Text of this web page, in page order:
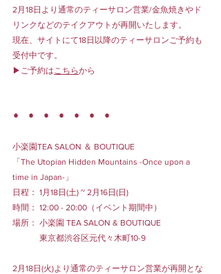
2月18日より通常のティーサロン営業/金魚焼きやド
リンクなどのテイクアウトが再開いたします。
現在、サイトにて18日以降のティーサロンご予約も
受付中です。
▶︎ご予約はこちらから
⚫︎　⚫︎　⚫︎　⚫︎　⚫︎　⚫︎　⚫︎
小楽園TEA SALON ＆ BOUTIQUE
「The Utopian Hidden Mountains -Once upon a
time in Japan-」
日程： 1月18日(土) ~ 2月16日(日)
時間： 12:00 - 20:00（イベント期間中）
場所： 小楽園 TEA SALON & BOUTIQUE
東京都渋谷区元代々木町10-9
2月18日(火)より通常のティーサロン営業が再開とな